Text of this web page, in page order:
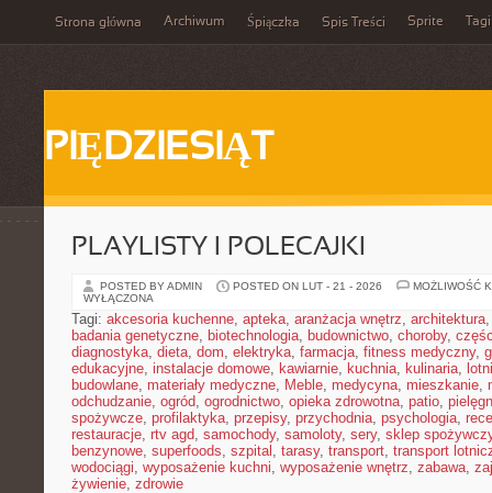
Strona główna Archiwum Śpiączka Spis Treści Sprite Tagi
PIĘDZIESIĄT
PLAYLISTY I POLECAJKI
POSTED BY ADMIN POSTED ON LUT - 21 - 2026
MOŻLIWOŚĆ
WYŁĄCZONA
Tagi: akcesoria kuchenne, apteka, aranżacja wnętrz, architektura
badania genetyczne, biotechnologia, budownictwo, choroby,
diagnostyka, dieta, dom, elektryka, farmacja, fitness medyczny,
edukacyjne, instalacje domowe, kawiarnie, kuchnia, kulinaria,
budowlane, materiały medyczne, Meble, medycyna, mieszkanie,
odchudzanie, ogród, ogrodnictwo, opieka zdrowotna, patio,
spożywcze, profilaktyka, przepisy, przychodnia, psychologia,
restauracje, rtv agd, samochody, samoloty, sery, sklep
benzynowe, superfoods, szpital , tarasy, transport, transport
wodociągi, wyposażenie kuchni, wyposażenie wnętrz, zabawa,
żywienie, zdrowie